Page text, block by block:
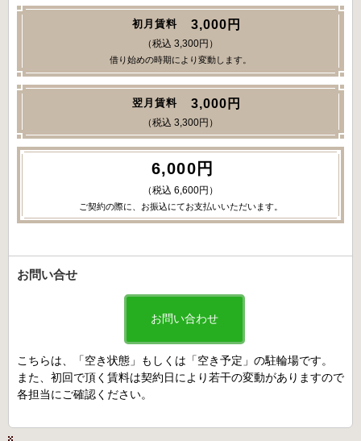
初月賃料 3,000円
（税込 3,300円）
借り始めの時期により変動します。
翌月賃料 3,000円
（税込 3,300円）
6,000円
（税込 6,600円）
ご契約の際に、お振込にてお支払いいただいます。
お問い合せ
お問い合わせ
こちらは、「空き状態」もしくは「空き予定」の駐輪場です。
また、初回で頂く賃料は契約日により若干の変動がありますので
各担当にご確認ください。